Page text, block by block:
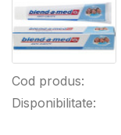
Cod produs:
Disponibilitate: